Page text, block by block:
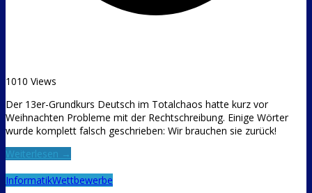
1010 Views
Der 13er-Grundkurs Deutsch im Totalchaos hatte kurz vor
Weihnachten Probleme mit der Rechtschreibung. Einige Wörter
wurde komplett falsch geschrieben: Wir brauchen sie zurück!
Weiterlesen →
InformatikWettbewerbe